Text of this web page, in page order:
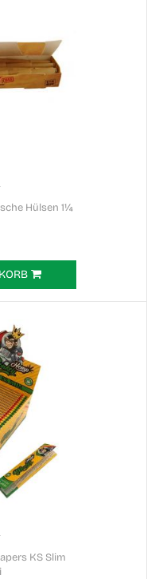
Hülsen 1¼
KS Slim